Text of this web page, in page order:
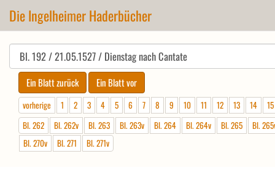
Die Ingelheimer Haderbücher
vorherige 1 2 3 4 5 6 7 8 9 10 11 12 13 14
15
Bl. 262
Bl. 262v Bl. 263 Bl. 263v Bl. 264 Bl. 264v Bl. 265
Bl.
Bl. 270v
Bl. 271 Bl. 271v